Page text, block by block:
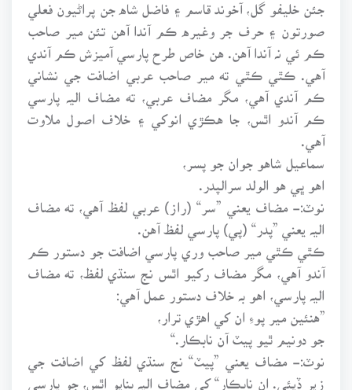
جئن خليفو گل، آخوند قاسم ۽ فاضل شاه جن پراڻيون فعلي
صورتون ۽ حرف جر وغيره ڪم آندا آهن تئن مير صاحب
ڪم ئي نہ آندا آهن. هن خاص طرح پارسي آميزش ڪم آندي
آهي. ڪٿي ڪٿي ته مير صاحب عربي اضافت جي نشاني
ڪم آندي آهي، مگر مضاف عربي، ته مضاف اليہ پارسي
ڪم آندو اٿس، جا هڪڙي انوکي ۽ خلاف اصول ملاوت
آهي.
سماعيل شاهو جوان جو پسر،
اهو ڀي هو الولد سرالپدر.
نوٽ:- مضاف يعني ”سر“ (راز) عربي لفظ آهي، ته مضاف
اليہ يعني ”پدر“ (پي) پارسي لفظ آهن.
ڪٿي ڪٿي مير صاحب وري پارسي اضافت جو دستور ڪم
آندو آهي، مگر مضاف رکيو اٿس نج سنڌي لفظ، ته مضاف
اليہ پارسي، اهو بہ خلاف دستور عمل آهي:
”هنئين مير پوءِ ان کي اهڙي ترار،
جو دونيم ٿيو پيٽ آن نابڪار.“
نوٽ:- مضاف يعني ”پيٽ“ نج سنڌي لفظ کي اضافت جي
زير ڏيئي. ان نابڪار“ کي مضاف اليہ بنايو اٿس، جو پارسي